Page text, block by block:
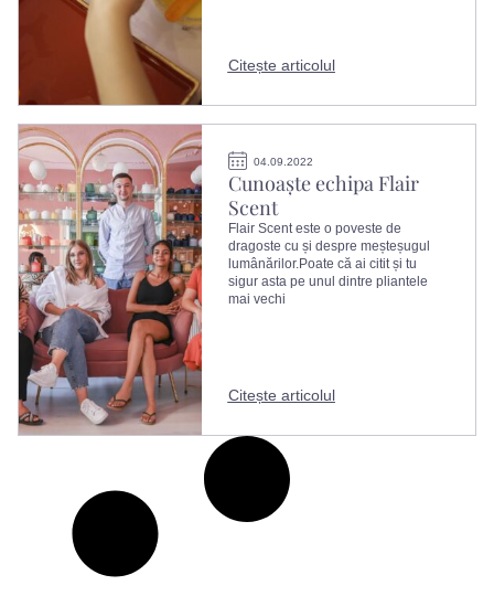
Citește articolul
04.09.2022
Cunoaște echipa Flair
Scent
Flair Scent este o poveste de
dragoste cu și despre meșteșugul
lumânărilor.Poate că ai citit și tu
sigur asta pe unul dintre pliantele
mai vechi
Citește articolul